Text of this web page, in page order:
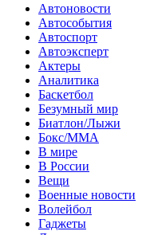
Автоновости
Автособытия
Автоспорт
Автоэксперт
Актеры
Аналитика
Баскетбол
Безумный мир
Биатлон/Лыжи
Бокс/MMA
В мире
В России
Вещи
Военные новости
Волейбол
Гаджеты